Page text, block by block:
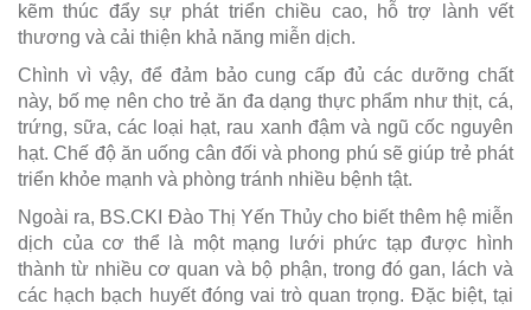
kẽm thúc đẩy sự phát triển chiều cao, hỗ trợ lành vết
thương và cải thiện khả năng miễn dịch.
Chình vì vậy, để đảm bảo cung cấp đủ các dưỡng chất
này, bố mẹ nên cho trẻ ăn đa dạng thực phẩm như thịt, cá,
trứng, sữa, các loại hạt, rau xanh đậm và ngũ cốc nguyên
hạt. Chế độ ăn uống cân đối và phong phú sẽ giúp trẻ phát
triển khỏe mạnh và phòng tránh nhiều bệnh tật.
Ngoài ra, BS.CKI Đào Thị Yến Thủy cho biết thêm hệ miễn
dịch của cơ thể là một mạng lưới phức tạp được hình
thành từ nhiều cơ quan và bộ phận, trong đó gan, lách và
các hạch bạch huyết đóng vai trò quan trọng. Đặc biệt, tại